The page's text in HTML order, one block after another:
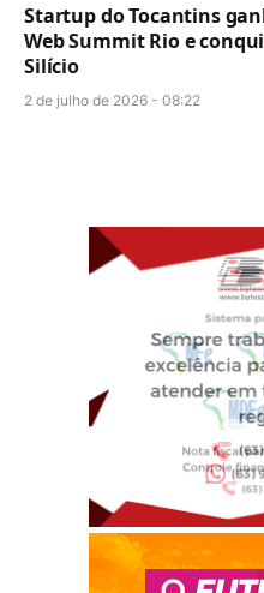
Startup do Tocantins
Web Summit Rio e
Silício
2 de julho de 2026 - 08:22